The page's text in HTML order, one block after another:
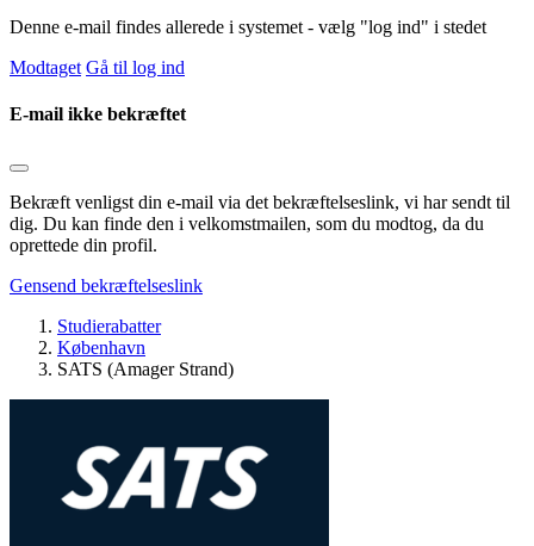
Denne e-mail findes allerede i systemet - vælg "log ind" i stedet
Modtaget Gå til log ind
E-mail ikke bekræftet
Bekræft venligst din e-mail via det bekræftelseslink, vi har sendt til
dig. Du kan finde den i velkomstmailen, som du modtog, da du
oprettede din profil.
Gensend bekræftelseslink
Studierabatter
København
SATS (Amager Strand)